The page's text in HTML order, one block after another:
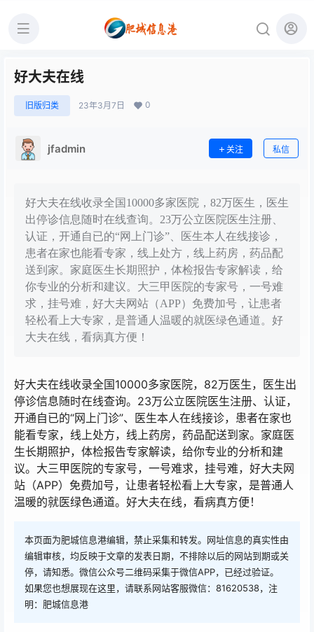
好大夫在线
旧版归类 23年3月7日 0
jfadmin 关注 私信
好大夫在线收录全国10000多家医院，82万医生，医生
出停诊信息随时在线查询。23万公立医院医生注册、
认证，开通自已的“网上门诊”、医生本人在线接诊，
患者在家也能看专家，线上处方，线上药房，药品配
送到家。家庭医生长期照护，体检报告专家解读，给
你专业的分析和建议。大三甲医院的专家号，一号难
求，挂号难，好大夫网站（APP）免费加号，让患者
轻松看上大专家，是普通人温暖的就医绿色通道。好
大夫在线，看病真方便！
好大夫在线收录全国10000多家医院，82万医生，医生出
停诊信息随时在线查询。23万公立医院医生注册、认证，
开通自已的“网上门诊”、医生本人在线接诊，患者在家也
能看专家，线上处方，线上药房，药品配送到家。家庭医
生长期照护，体检报告专家解读，给你专业的分析和建
议。大三甲医院的专家号，一号难求，挂号难，好大夫网
站（APP）免费加号，让患者轻松看上大专家，是普通人
温暖的就医绿色通道。好大夫在线，看病真方便！
本页面为肥城信息港编辑，禁止采集和转发。网址信息的真实性由
编辑审核，均反映于文章的发表日期，不排除以后的网站到期或关
停，请知悉。微信公众号二维码采集于微信APP，已经过验证。
如果您也想展现在这里，请联系网站客服微信：81620538，注
明：肥城信息港